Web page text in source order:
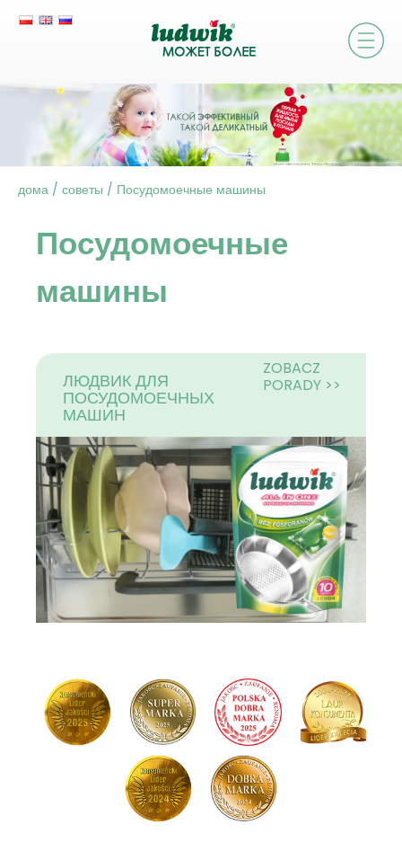
дома / советы / Посудомоечные машины
Посудомоечные
машины
ЛЮДВИК ДЛЯ
ПОСУДОМОЕЧНЫХ
МАШИН
ZOBACZ
PORADY >>